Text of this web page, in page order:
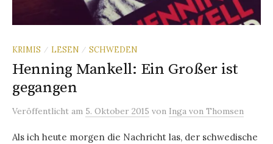
KRIMIS / LESEN / SCHWEDEN
Henning Mankell: Ein Großer ist
gegangen
Veröffentlicht am 5. Oktober 2015 von Inga von Thomsen
Als ich heute morgen die Nachricht las, der schwedische